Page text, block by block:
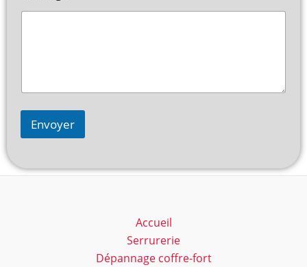
Envoyer
Accueil
Serrurerie
Dépannage coffre-fort